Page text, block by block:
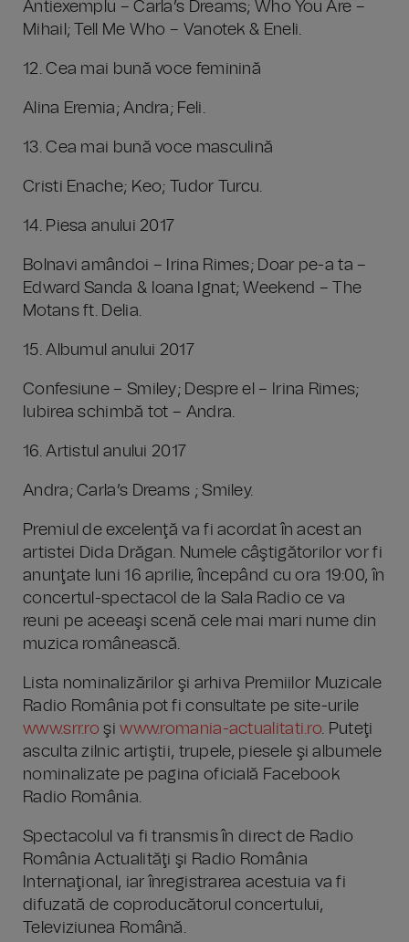
Antiexemplu – Carla’s Dreams; Who You Are –
Mihail; Tell Me Who – Vanotek & Eneli.
12. Cea mai bună voce feminină
Alina Eremia; Andra; Feli.
13. Cea mai bună voce masculină
Cristi Enache; Keo; Tudor Turcu.
14. Piesa anului 2017
Bolnavi amândoi – Irina Rimes; Doar pe-a ta –
Edward Sanda & Ioana Ignat; Weekend – The
Motans ft. Delia.
15. Albumul anului 2017
Confesiune – Smiley; Despre el – Irina Rimes;
Iubirea schimbă tot – Andra.
16. Artistul anului 2017
Andra; Carla’s Dreams ; Smiley.
Premiul de excelenţă va fi acordat în acest an
artistei Dida Drăgan. Numele câştigătorilor vor fi
anunţate luni 16 aprilie, începând cu ora 19:00, în
concertul-spectacol de la Sala Radio ce va
reuni pe aceeaşi scenă cele mai mari nume din
muzica românească.
Lista nominalizărilor şi arhiva Premiilor Muzicale
Radio România pot fi consultate pe site-urile
www.srr.ro şiwww.romania-actualitati.ro. Puteţi
asculta zilnic artiştii, trupele, piesele şi albumele
nominalizate pe pagina oficială Facebook
Radio România.
Spectacolul va fi transmis în direct de Radio
România Actualităţi şi Radio România
Internaţional, iar înregistrarea acestuia va fi
difuzată de coproducătorul concertului,
Televiziunea Română.